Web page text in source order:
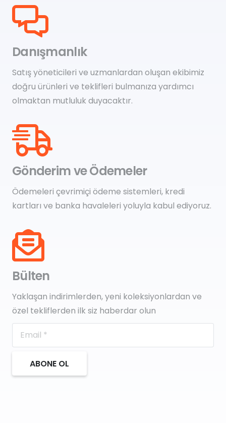
Danışmanlık
Satış yöneticileri ve uzmanlardan oluşan ekibimiz
doğru ürünleri ve teklifleri bulmanıza yardımcı
olmaktan mutluluk duyacaktır.
Gönderim ve Ödemeler
Ödemeleri çevrimiçi ödeme sistemleri, kredi
kartları ve banka havaleleri yoluyla kabul ediyoruz.
Bülten
Yaklaşan indirimlerden, yeni koleksiyonlardan ve
özel tekliflerden ilk siz haberdar olun
ABONE OL